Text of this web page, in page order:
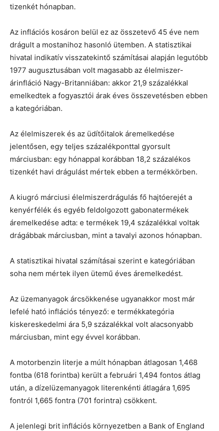
tizenkét hónapban.
Az inflációs kosáron belül ez az összetevő 45 éve nem
drágult a mostanihoz hasonló ütemben. A statisztikai
hivatal indikatív visszatekintő számításai alapján legutóbb
1977 augusztusában volt magasabb az élelmiszer-
árinfláció Nagy-Britanniában: akkor 21,9 százalékkal
emelkedtek a fogyasztói árak éves összevetésben ebben
a kategóriában.
Az élelmiszerek és az üdítőitalok áremelkedése
jelentősen, egy teljes százalékponttal gyorsult
márciusban: egy hónappal korábban 18,2 százalékos
tizenkét havi drágulást mértek ebben a termékkörben.
A kiugró márciusi élelmiszerdrágulás fő hajtóerejét a
kenyérfélék és egyéb feldolgozott gabonatermékek
áremelkedése adta: e termékek 19,4 százalékkal voltak
drágábbak márciusban, mint a tavalyi azonos hónapban.
A statisztikai hivatal számításai szerint e kategóriában
soha nem mértek ilyen ütemű éves áremelkedést.
Az üzemanyagok árcsökkenése ugyanakkor most már
lefelé ható inflációs tényező: e termékkategória
kiskereskedelmi ára 5,9 százalékkal volt alacsonyabb
márciusban, mint egy évvel korábban.
A motorbenzin literje a múlt hónapban átlagosan 1,468
fontba (618 forintba) került a februári 1,494 fontos átlag
után, a dízelüzemanyagok literenkénti átlagára 1,695
fontról 1,665 fontra (701 forintra) csökkent.
A jelenlegi brit inflációs környezetben a Bank of England